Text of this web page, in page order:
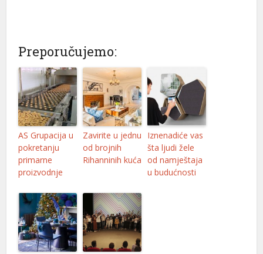
Preporučujemo:
AS Grupacija u
pokretanju
primarne
proizvodnje
Zavirite u jednu
od brojnih
Rihanninih kuća
Iznenadiće vas
šta ljudi žele
od namještaja
u budućnosti